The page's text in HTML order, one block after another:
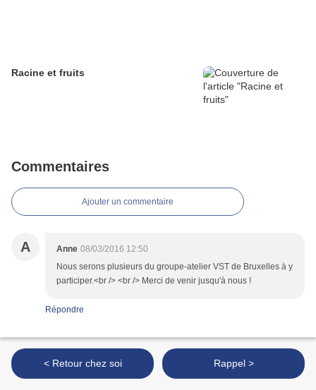
Racine et fruits
Commentaires
Ajouter un commentaire
A Anne 08/03/2016 12:50
Nous serons plusieurs du groupe-atelier VST de Bruxelles à y
participer.<br /> <br /> Merci de venir jusqu'à nous !
Répondre
< Retour chez soi Rappel >